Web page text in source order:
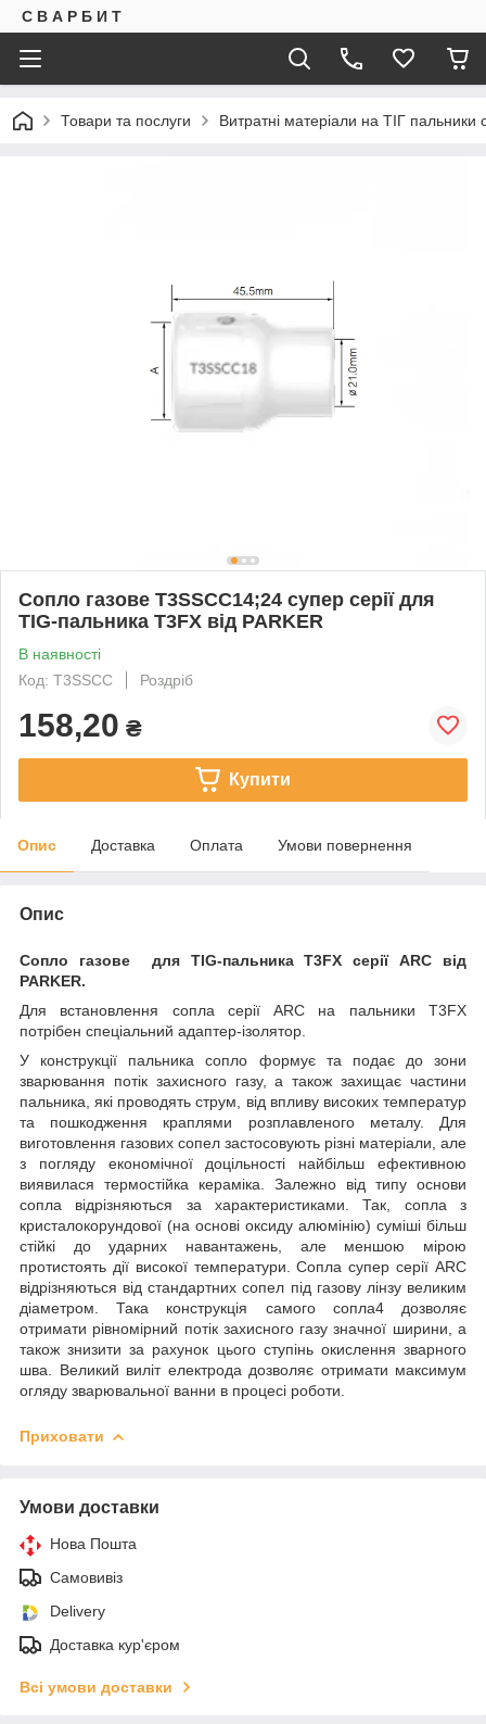
С В А Р Б И Т
Товари та послуги Витратні матеріали на ТІГ пальники
Сопло газове T3SSCC14;24 супер серії для
TIG-пальника T3FX від PARKER
В наявності
Код: T3SSCC
Роздріб
158,20 ₴
Купити
Опис Доставка Оплата Умови повернення
Опис
Сопло газове для TIG-пальника T3FX серії ARC від
PARKER.
Для встановлення сопла серії ARC на пальники T3FX
потрібен спеціальний адаптер-ізолятор.
У конструкції пальника сопло формує та подає до зони
зварювання потік захисного газу, а також захищає частини
пальника, які проводять струм, від впливу високих температур
та пошкодження краплями розплавленого металу. Для
виготовлення газових сопел застосовують різні матеріали, але
з погляду економічної доцільності найбільш ефективною
виявилася термостійка кераміка. Залежно від типу основи
сопла відрізняються за характеристиками. Так, сопла з
кристалокорундової (на основі оксиду алюмінію) суміші більш
стійкі до ударних навантажень, але меншою мірою
протистоять дії високої температури. Сопла супер серії ARC
відрізняються від стандартних сопел під газову лінзу великим
діаметром. Така конструкція самого сопла4 дозволяє
отримати рівномірний потік захисного газу значної ширини, а
також знизити за рахунок цього ступінь окислення зварного
шва. Великий виліт електрода дозволяє отримати максимум
огляду зварювальної ванни в процесі роботи.
Приховати
Умови доставки
Нова Пошта
Самовивіз
Delivery
Доставка кур'єром
Всі умови доставки